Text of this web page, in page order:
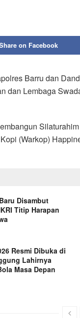
on Facebook
Barru dan
dan Lembaga
(Warkop)
Disambut
Titip Harapan
Resmi Dibuka di
Lahirnya
Masa Depan